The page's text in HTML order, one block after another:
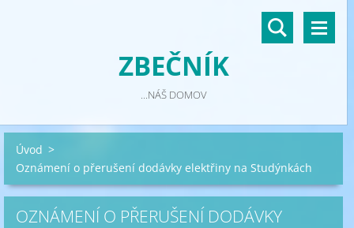
ZBEČNÍK
...NÁŠ DOMOV
Úvod >
Oznámení o přerušení dodávky elektřiny na Studýnkách
OZNÁMENÍ O PŘERUŠENÍ DODÁVKY